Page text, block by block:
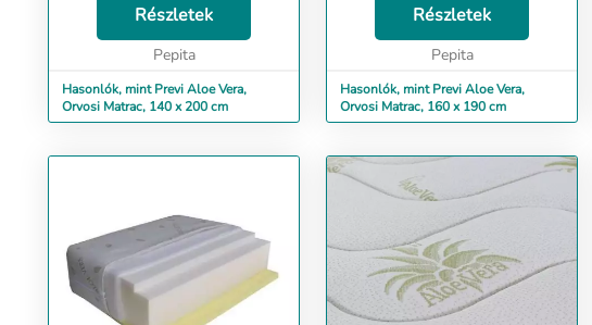
Nagy Ellen&aacute;ll&oacute;
k&eacute;pess&eacute;g
(sűrűs&eacute;g 38 kg / mc)
Részletek
Pepita
Hasonlók, mint Previ Aloe Vera,
Orvosi Matrac, 140 x 200 cm
Nagy Ellen&aacute;ll&oacute;
k&eacute;pess&eacute;g
(sűrűs&eacute;g 38 kg / mc)
Részletek
Pepita
Hasonlók, mint Previ Aloe Vera,
Orvosi Matrac, 160 x 190 cm